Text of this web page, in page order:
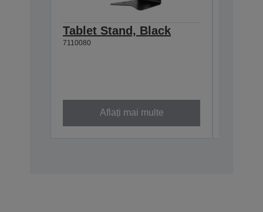
Tablet Stand, Black
7110080
Aflați mai multe